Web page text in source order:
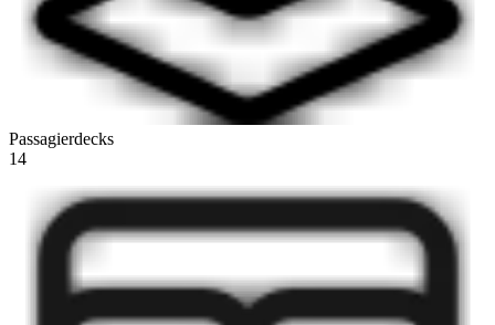
Passagierdecks
14